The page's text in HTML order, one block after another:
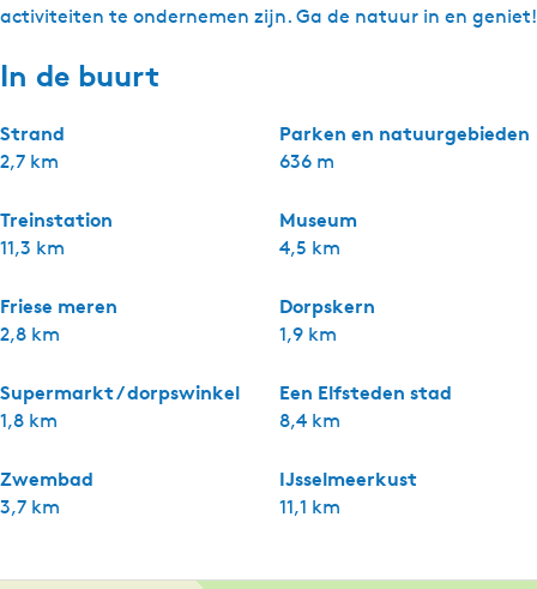
activiteiten te ondernemen zijn. Ga de natuur in en geniet!
In de buurt
Strand
2,7 km
Parken en natuurgebieden
636 m
Treinstation
11,3 km
Museum
4,5 km
Friese meren
2,8 km
Dorpskern
1,9 km
Supermarkt / dorpswinkel
1,8 km
Een Elfsteden stad
8,4 km
Zwembad
3,7 km
IJsselmeerkust
11,1 km